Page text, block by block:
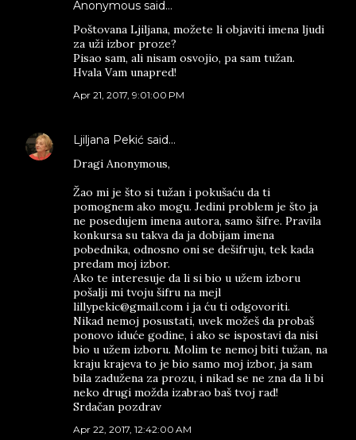
Anonymous said…
Poštovana Ljiljana, možete li objaviti imena ljudi
za uži izbor proze?
Pisao sam, ali nisam osvojio, pa sam tužan.
Hvala Vam unapred!
Apr 21, 2017, 9:01:00 PM
Ljiljana Pekić said…
Dragi Anonymous,
Žao mi je što si tužan i pokušaću da ti
pomognem ako mogu. Jedini problem je što ja
ne posedujem imena autora, samo šifre. Pravila
konkursa su takva da ja dobijam imena
pobednika, odnosno oni se dešifruju, tek kada
predam moj izbor.
Ako te interesuje da li si bio u užem izboru
pošalji mi tvoju šifru na mejl
lillypekic@gmail.com i ja ću ti odgovoriti.
Nikad nemoj posustati, uvek možeš da probaš
ponovo iduće godine, i ako se ispostavi da nisi
bio u užem izboru. Molim te nemoj biti tužan, na
kraju krajeva to je bio samo moj izbor, ja sam
bila zadužena za prozu, i nikad se ne zna da li bi
neko drugi možda izabrao baš tvoj rad!
Srdačan pozdrav
Apr 22, 2017, 12:42:00 AM